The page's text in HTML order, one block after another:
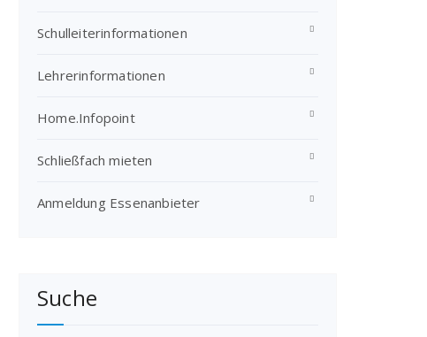
Schulleiterinformationen
Lehrerinformationen
Home.Infopoint
Schließfach mieten
Anmeldung Essenanbieter
Suche